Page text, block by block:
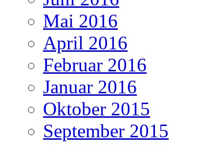
Mai 2016
April 2016
Februar 2016
Januar 2016
Oktober 2015
September 2015